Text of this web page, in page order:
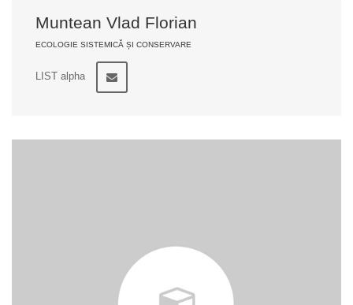
Muntean Vlad Florian
ECOLOGIE SISTEMICĂ ȘI CONSERVARE
LIST alpha